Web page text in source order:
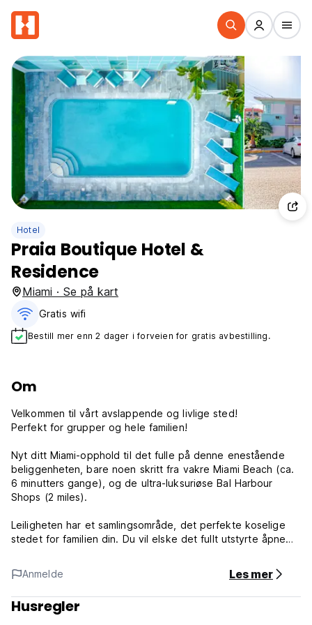
Hotel
Praia Boutique Hotel &
Residence
Miami · Se på kart
Gratis wifi‎
Bestill mer enn 2 dager i forveien for gratis avbestilling.
Om
Velkommen til vårt avslappende og livlige sted!
Perfekt for grupper og hele familien!
Nyt ditt Miami-opphold til det fulle på denne enestående
beliggenheten, bare noen skritt fra vakre Miami Beach (ca.
6 minutters gange), og de ultra-luksuriøse Bal Harbour
Shops (2 miles).
Leiligheten har et samlingsområde, det perfekte koselige
stedet for familien din. Du vil elske det fullt utstyrte åpne
klar!
Fullt utstyrt kjøkken
Vi har inkludert ekstra apparater for å gjøre oppholdet ditt
Anmelde Les mer
Husregler